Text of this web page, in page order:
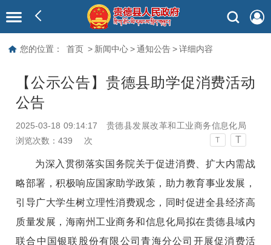
您的位置： 首页 > 新闻中心 > 通知公告 > 详细内容
【公示公告】贵德县助学促消费活动
公告
2025-03-18 09:14:17
贵德县发展改革和工业商务信息化局
浏览次数：439 次 T T
为深入贯彻落实国务院关于促进消费、扩大内需战
略部署，积极响应国家助学政策，助力教育事业发展，
引导广大学生树立理性消费观念，同时促进全县经济高
质量发展，海南州工业商务和信息化局拟在贵德县域内
联合中国银联股份有限公司青海分公司开展促消费活